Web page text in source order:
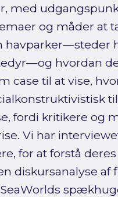
med
og måder at
hvordan
case til at vise,
fordi kritikere og
Vi har
for at forstå
diskursanalyse